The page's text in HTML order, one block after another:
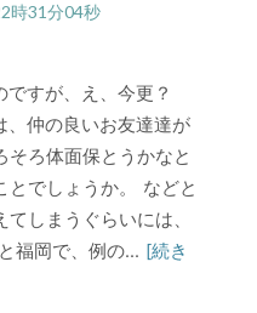
時31分04秒
ですが、え、今更？
仲の良いお友達達が
そろ体面保とうかなと
とでしょうか。 などと
しまうぐらいには、
福岡で、例の... [続き